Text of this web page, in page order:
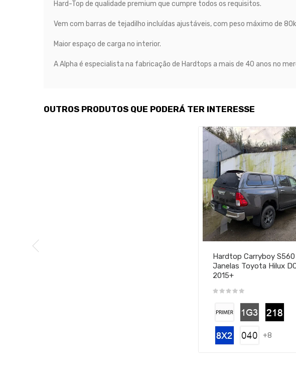
Hard-Top de qualidade premium que cumpre todos os requisitos.
Vem com barras de tejadilho incluídas ajustáveis, com peso máximo de
Maior espaço de carga no interior.
A Alpha é especialista na fabricação de Hardtops a mais de 40 anos no
OUTROS PRODUTOS QUE PODERÁ TER INTERESSE
Hardtop Carryboy
Janelas Toyota Hilux
2015+
+8